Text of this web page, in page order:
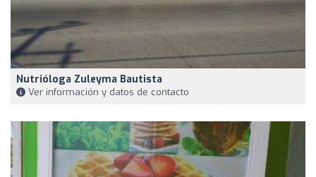
Nutrióloga Zuleyma Bautista
Ver información y datos de contacto